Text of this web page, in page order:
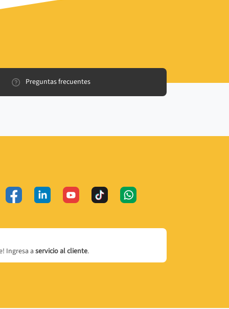
Preguntas frecuentes
Ingresa a servicio al cliente.